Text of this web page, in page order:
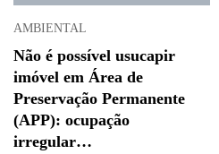
AMBIENTAL
Não é possível usucapir
imóvel em Área de
Preservação Permanente
(APP): ocupação
irregular…